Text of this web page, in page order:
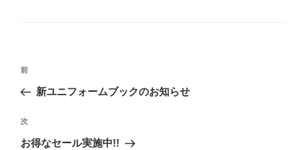
投
ナ
ビ
ゲ
前
の
稿
前
新ユニフォームブックのお知らせ
次
の
次
お得なセール実施中!!